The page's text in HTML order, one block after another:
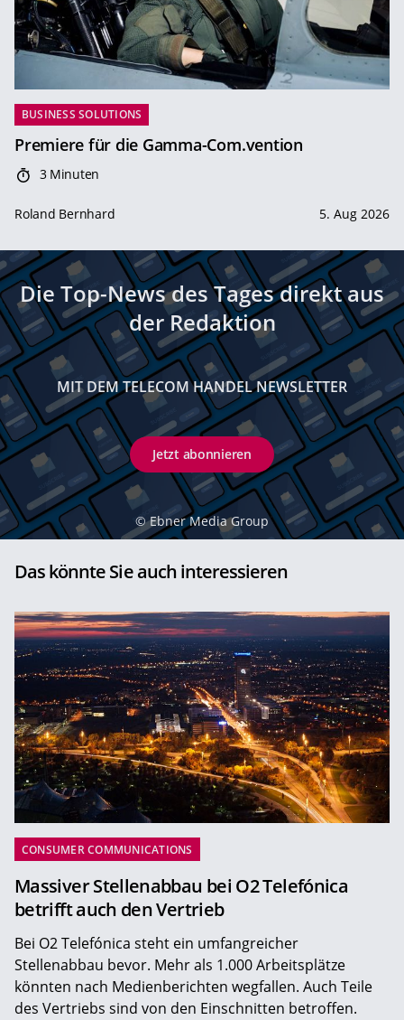
BUSINESS SOLUTIONS
Premiere für die Gamma-Com.vention
3 Minuten
Roland Bernhard 5. Aug 2026
Die Top-News des Tages direkt aus
der Redaktion
MIT DEM TELECOM HANDEL NEWSLETTER
Jetzt abonnieren
© Ebner Media Group
Das könnte Sie auch interessieren
CONSUMER COMMUNICATIONS
Massiver Stellenabbau bei O2 Telefónica
betrifft auch den Vertrieb
Bei O2 Telefónica steht ein umfangreicher
Stellenabbau bevor. Mehr als 1.000 Arbeitsplätze
könnten nach Medienberichten wegfallen. Auch Teile
des Vertriebs sind von den Einschnitten betroffen.